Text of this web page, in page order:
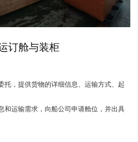
订舱与装柜
托，提供货物的详细信息、运输方式、起
和运输需求，向船公司申请舱位，并出具